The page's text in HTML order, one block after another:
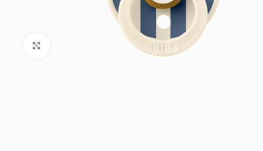
Noklikšķiniet, lai palielinātu